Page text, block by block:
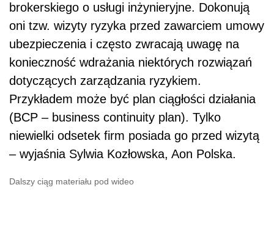
brokerskiego o usługi inżynieryjne. Dokonują
oni tzw. wizyty ryzyka przed zawarciem umowy
ubezpieczenia i często zwracają uwagę na
konieczność wdrażania niektórych rozwiązań
dotyczących zarządzania ryzykiem.
Przykładem może być plan ciągłości działania
(BCP – business continuity plan). Tylko
niewielki odsetek firm posiada go przed wizytą
– wyjaśnia Sylwia Kozłowska, Aon Polska.
Dalszy ciąg materiału pod wideo